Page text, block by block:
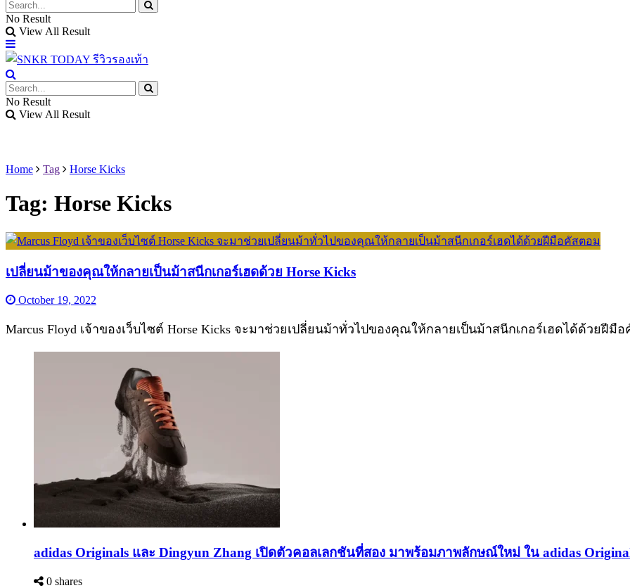
No Result
View All Result
No Result
View All Result
Home Tag Horse Kicks
Tag: Horse Kicks
เปลี่ยนม้าของคุณให้กลายเป็นม้าสนีกเกอร์เฮดด้วย Horse Kicks
October 19, 2022
Marcus Floyd เจ้าของเว็บไซต์ Horse Kicks จะมาช่วยเปลี่ยนม้าทั่วไปของคุณให้กลายเป็นม้าสนีกเกอร์เฮดได้ด้วยฝีมื
adidas Originals และ Dingyun Zhang เปิดตัวคอลเลกชันที่สอง มาพร้อมภาพลักษณ์ใหม่ ใน adidas
0 shares